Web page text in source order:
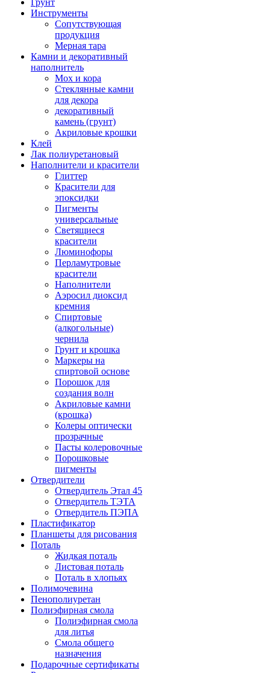
Грунт
Инструменты
Сопутствующая
продукция
Мерная тара
Камни и декоративный
наполнитель
Мох и кора
Стеклянные камни
для декора
декоративный
камень (грунт)
Акриловые крошки
Клей
Лак полиуретановый
Наполнители и красители
Глиттер
Красители для
эпоксидки
Пигменты
универсальные
Светящиеся
красители
Люминофоры
Перламутровые
красители
Наполнители
Аэросил диоксид
кремния
Спиртовые
(алкогольные)
чернила
Грунт и крошка
Маркеры на
спиртовой основе
Порошок для
создания волн
Акриловые камни
(крошка)
Колеры оптически
прозрачные
Пасты колеровочные
Порошковые
пигменты
Отвердители
Отвердитель Этал 45
Отвердитель ТЭТА
Отвердитель ПЭПА
Пластификатор
Планшеты для рисования
Поталь
Жидкая поталь
Листовая поталь
Поталь в хлопьях
Полимочевина
Пенополиуретан
Полиэфирная смола
Полиэфирная смола
для литья
Смола общего
назначения
Подарочные сертификаты